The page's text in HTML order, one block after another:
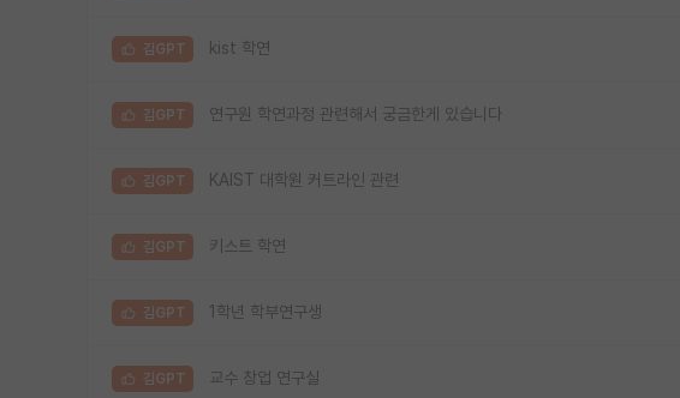
김GPT kist 학연
김GPT 연구원 학연과정 관련해서 궁금한게 있습니다
김GPT KAIST 대학원 커트라인 관련
김GPT 키스트 학연
김GPT 1학년 학부연구생
김GPT 교수 창업 연구실